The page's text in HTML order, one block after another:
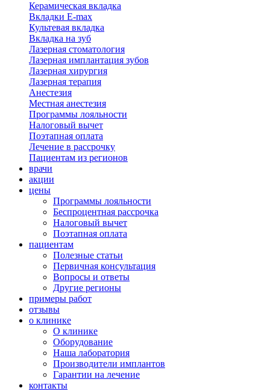
Керамическая вкладка
Вкладки E-max
Культевая вкладка
Вкладка на зуб
Лазерная стоматология
Лазерная имплантация зубов
Лазерная хирургия
Лазерная терапия
Анестезия
Местная анестезия
Программы лояльности
Налоговый вычет
Поэтапная оплата
Лечение в рассрочку
Пациентам из регионов
врачи
акции
цены
Программы лояльности
Беспроцентная рассрочка
Налоговый вычет
Поэтапная оплата
пациентам
Полезные статьи
Первичная консультация
Вопросы и ответы
Другие регионы
примеры работ
отзывы
о клинике
О клинике
Оборудование
Наша лаборатория
Производители имплантов
Гарантии на лечение
контакты